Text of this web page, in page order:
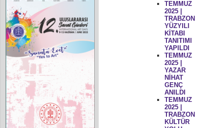
TEMMUZ
2025 |
TRABZON
YÜZYILI
KİTABI
TANITIMI
YAPILDI
TEMMUZ
2025 |
YAZAR
NİHAT
GENÇ
ANILDI
TEMMUZ
2025 |
TRABZON
KÜLTÜR